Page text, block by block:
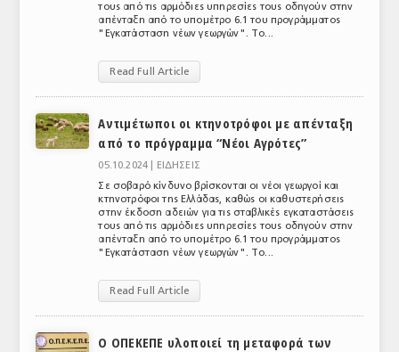
ΕΥΡΩΠΑΪΚΗ ΝΟΜΟΘΕΣΙΑ
Profile
ΑΡΧΕΙΟ ΤΕΥΧΩΝ
ΣΥΝΕΔΡΙΟ ΚΡΕΑΤΟΣ
τους από τις αρμόδιες υπηρεσίες τους οδηγούν στην
απένταξη από το υπομέτρο 6.1 του προγράμματος
"Εγκατάσταση νέων γεωργών". Το...
Read Full Article
Αντιμέτωποι οι κτηνοτρόφοι με απένταξη
από το πρόγραμμα “Νέοι Αγρότες”
05.10.2024 |
ΕΙΔΗΣΕΙΣ
Σε σοβαρό κίνδυνο βρίσκονται οι νέοι γεωργοί και
κτηνοτρόφοι της Ελλάδας, καθώς οι καθυστερήσεις
στην έκδοση αδειών για τις σταβλικές εγκαταστάσεις
τους από τις αρμόδιες υπηρεσίες τους οδηγούν στην
απένταξη από το υπομέτρο 6.1 του προγράμματος
"Εγκατάσταση νέων γεωργών". Το...
Read Full Article
Ο ΟΠΕΚΕΠΕ υλοποιεί τη μεταφορά των